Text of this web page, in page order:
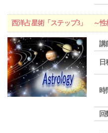
西洋占星術「ステップ3」 ～性
講
日
時
回